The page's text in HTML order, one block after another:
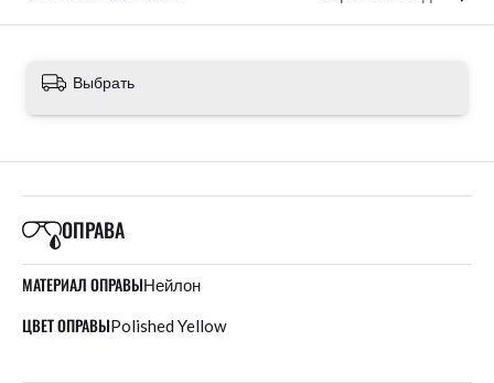
Выбрать
ОПРАВА
МАТЕРИАЛ ОПРАВЫНейлон
ЦВЕТ ОПРАВЫPolished Yellow